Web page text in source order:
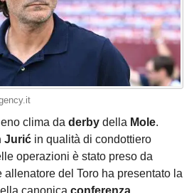
clima da derby della Mole.
Jurić in qualità di condottiero
operazioni è stato preso da
allenatore del Toro ha presentato la